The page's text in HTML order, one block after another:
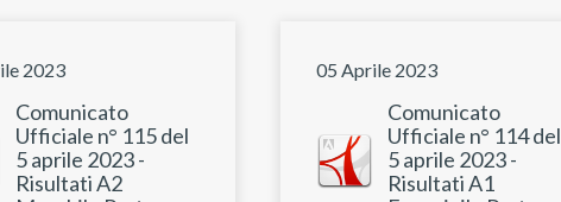
2023
Comunicato
Ufficiale n° 115 del
5 aprile 2023 -
Risultati A2
05 Aprile 2023
Comunicato
Ufficiale n° 114 del
5 aprile 2023 -
Risultati A1